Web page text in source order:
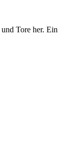
Tore her. Ein